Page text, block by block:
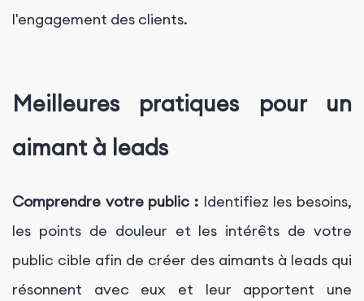
l'engagement des clients.
Meilleures pratiques pour un
aimant à leads
Comprendre votre public : Identifiez les besoins,
les points de douleur et les intérêts de votre
public cible afin de créer des aimants à leads qui
résonnent avec eux et leur apportent une